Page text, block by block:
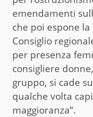
emendamenti
che poi espone la
Consiglio
per presenza
consigliere
gruppo, si cade
qualche volta
maggioranza”.